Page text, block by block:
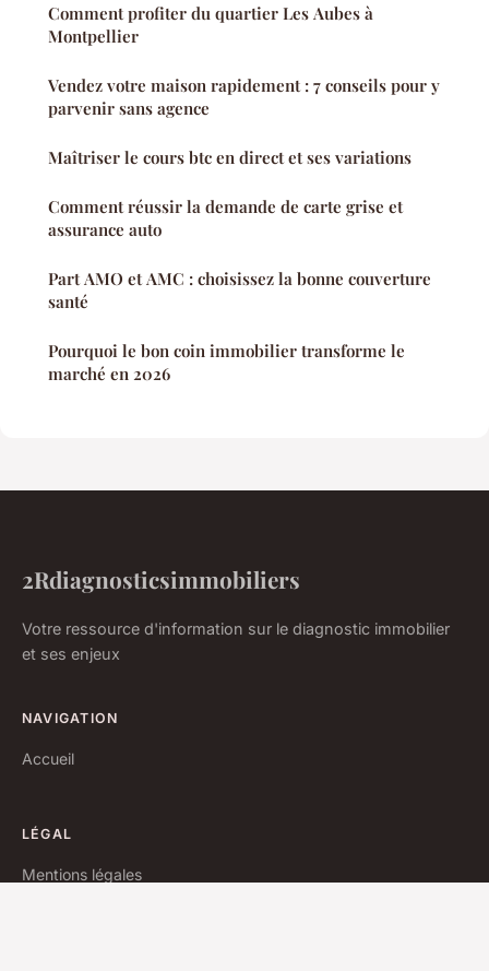
Comment profiter du quartier Les Aubes à
Montpellier
Vendez votre maison rapidement : 7 conseils pour y
parvenir sans agence
Maîtriser le cours btc en direct et ses variations
Comment réussir la demande de carte grise et
assurance auto
Part AMO et AMC : choisissez la bonne couverture
santé
Pourquoi le bon coin immobilier transforme le
marché en 2026
2Rdiagnosticsimmobiliers
Votre ressource d'information sur le diagnostic immobilier
et ses enjeux
NAVIGATION
Accueil
LÉGAL
Mentions légales